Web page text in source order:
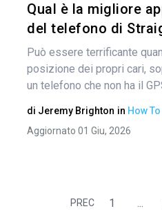
Qual è la migliore
del telefono di
Può essere terrificante
posizione dei propri cari,
un telefono che non ha il
di Jeremy Brighton in How To
Aggiornato 01 Giu, 2026
PREC 1 ...